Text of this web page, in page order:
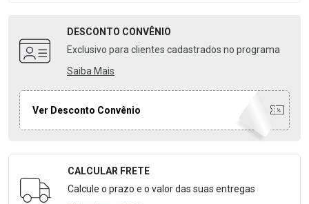
DESCONTO CONVÊNIO
Exclusivo para clientes cadastrados no programa
Saiba Mais
Ver Desconto Convênio
Formulário para Calcular o Frete
CALCULAR FRETE
Calcule o prazo e o valor das suas entregas